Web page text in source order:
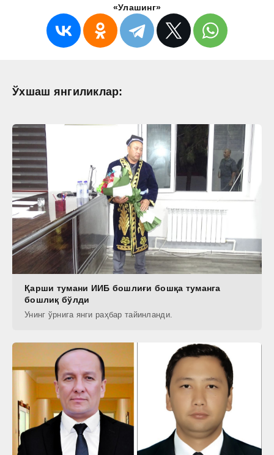
«Улашинг»
Ўхшаш янгиликлар:
Қарши тумани ИИБ бошлиғи бошқа туманга
бошлиқ бўлди
Унинг ўрнига янги раҳбар тайинланди.